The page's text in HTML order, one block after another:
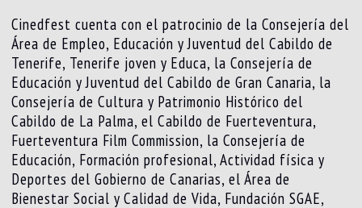
Cinedfest cuenta con el patrocinio de la Consejería del
Área de Empleo, Educación y Juventud del Cabildo de
Tenerife, Tenerife joven y Educa, la Consejería de
Educación y Juventud del Cabildo de Gran Canaria, la
Consejería de Cultura y Patrimonio Histórico del
Cabildo de La Palma, el Cabildo de Fuerteventura,
Fuerteventura Film Commission, la Consejería de
Educación, Formación profesional, Actividad física y
Deportes del Gobierno de Canarias, el Área de
Bienestar Social y Calidad de Vida, Fundación SGAE,